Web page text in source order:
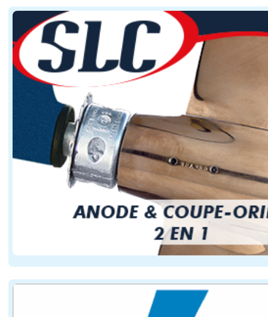
Cette modularité contribue à démocratiser un mode
Le développement du tourisme fluvial
Les infrastructures évoluent progressivement.
Pour les gestionnaires de voies navigables comme
Avec près de 120 000 passagers transportés
Cette lenteur assumée constitue l'un des principaux
Une navigation accessible sans permis qui
L'un des moteurs du développement de la location
Avant le départ, les loueurs assurent une prise en
Cette simplicité attire plusieurs profils : familles,
Le réseau français constitue un atout